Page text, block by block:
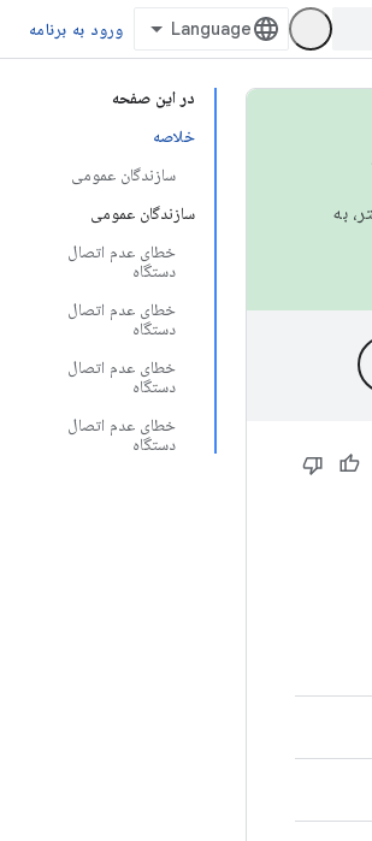
ورود به برنامه
در این صفحه
خلاصه
سازندگان عمومی
سازندگان عمومی
خطای عدم اتصال
دستگاه
خطای عدم اتصال
دستگاه
خطای عدم اتصال
دستگاه
خطای عدم اتصال
دستگاه